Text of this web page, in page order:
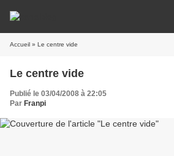
Accueil » Le centre vide
Le centre vide
Publié le 03/04/2008 à 22:05
Par Franpi